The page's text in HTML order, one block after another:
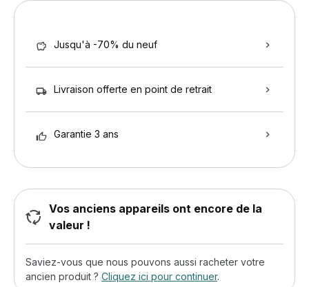
Jusqu'à -70% du neuf
Livraison offerte en point de retrait
Garantie 3 ans
Vos anciens appareils ont encore de la
valeur !
Saviez-vous que nous pouvons aussi racheter votre
ancien produit ? Cliquez ici pour continuer.